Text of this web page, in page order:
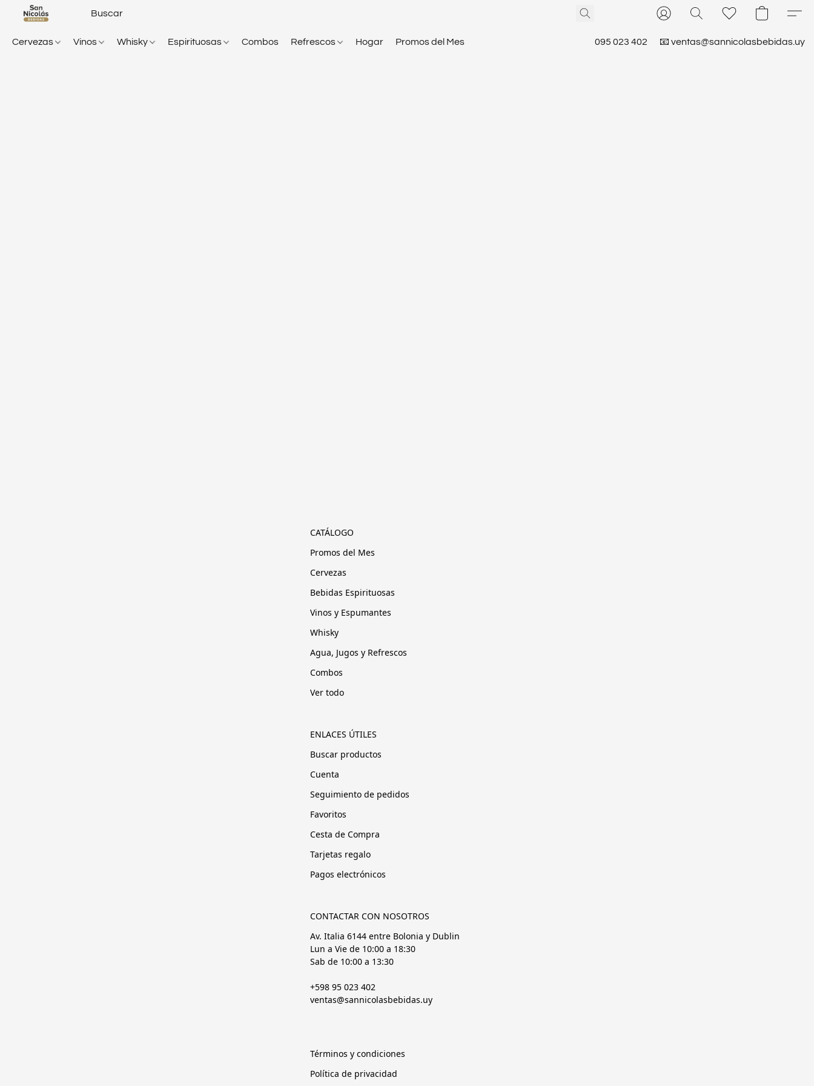
Cervezas Vinos Whisky Espirituosas Combos Refrescos Hogar Promos del Mes 095 023 402 📧 ventas@sannicolasbebidas.uy
CATÁLOGO
Promos del Mes
Cervezas
Bebidas Espirituosas
Vinos y Espumantes
Whisky
Agua, Jugos y Refrescos
Combos
Ver todo
ENLACES ÚTILES
Buscar productos
Cuenta
Seguimiento de pedidos
Favoritos
Cesta de Compra
Tarjetas regalo
Pagos electrónicos
CONTACTAR CON NOSOTROS
Av. Italia 6144 entre Bolonia y Dublin
Lun a Vie de 10:00 a 18:30
Sab de 10:00 a 13:30
+598 95 023 402
ventas@sannicolasbebidas.uy
Términos y condiciones
Política de privacidad